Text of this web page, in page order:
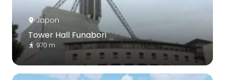
Japon
Tower Hall Funabori
970 m